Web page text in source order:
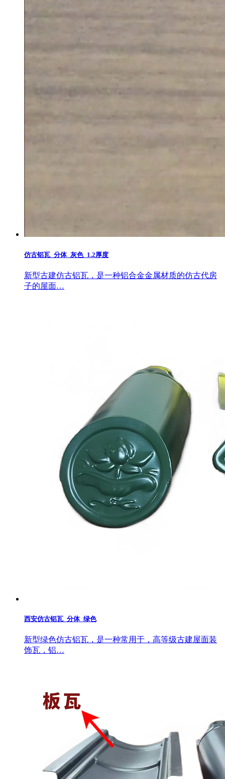
仿古铝瓦_分体_灰色_1.2厚度
新型古建仿古铝瓦，是一种铝合金金属材质的仿古代房
子的屋面…
西安仿古铝瓦_分体_绿色
新型绿色仿古铝瓦，是一种常用于，高等级古建屋面装
饰瓦，铝…